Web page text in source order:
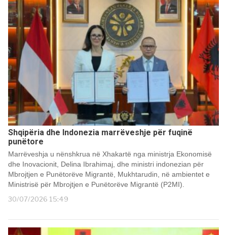
Shqipëria dhe Indonezia marrëveshje për fuqinë
punëtore
Marrëveshja u nënshkrua në Xhakartë nga ministrja Ekonomisë
dhe Inovacionit, Delina Ibrahimaj, dhe ministri indonezian për
Mbrojtjen e Punëtorëve Migrantë, Mukhtarudin, në ambientet e
Ministrisë për Mbrojtjen e Punëtorëve Migrantë (P2MI).
30/07/2026 15:49